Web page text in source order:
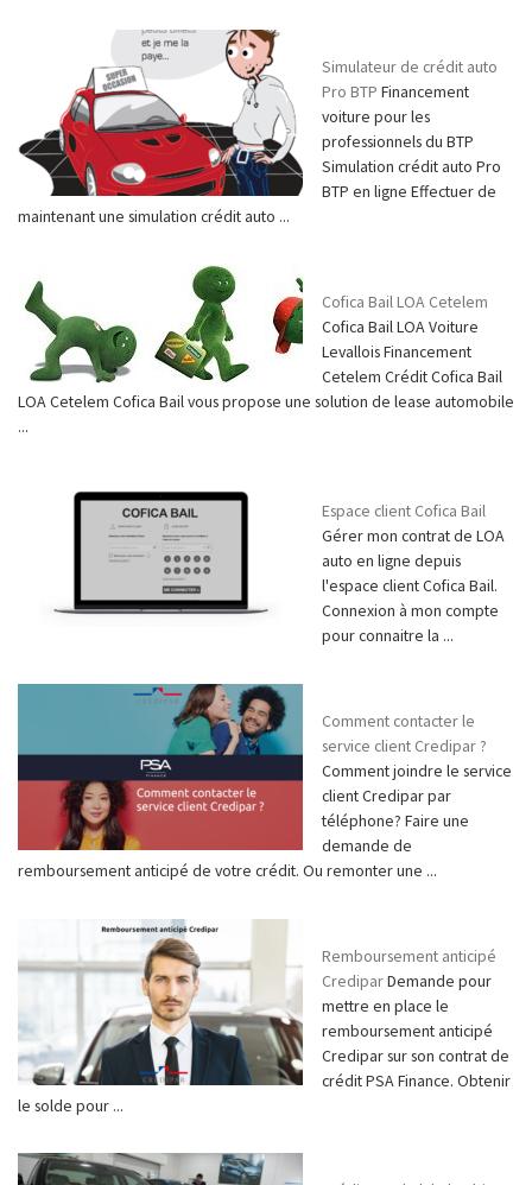
Simulateur de crédit auto
Pro BTP Financement
voiture pour les
professionnels du BTP
Simulation crédit auto Pro
BTP en ligne Effectuer de
maintenant une simulation crédit auto ...
Cofica Bail LOA Cetelem
Cofica Bail LOA Voiture
Levallois Financement
Cetelem Crédit Cofica Bail
LOA Cetelem Cofica Bail vous propose une solution de lease automobile
...
Espace client Cofica Bail
Gérer mon contrat de LOA
auto en ligne depuis
l'espace client Cofica Bail.
Connexion à mon compte
pour connaitre la ...
Comment contacter le
service client Credipar ?
Comment joindre le service
client Credipar par
téléphone? Faire une
demande de
remboursement anticipé de votre crédit. Ou remonter une ...
Remboursement anticipé
CrediparDemande pour
mettre en place le
remboursement anticipé
Credipar sur son contrat de
crédit PSA Finance. Obtenir
le solde pour ...